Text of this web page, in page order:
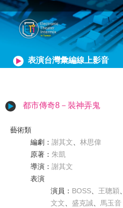
表演台灣彙編線上影音
都市傳奇8－裝神弄鬼
藝術類
編劇 ： 謝其文、 林思偉
原著 ： 朱凱
導演 ： 謝其文
表演
演員 ： BOSS、 王聰穎、
文文、 盛克誠、 馬玉音